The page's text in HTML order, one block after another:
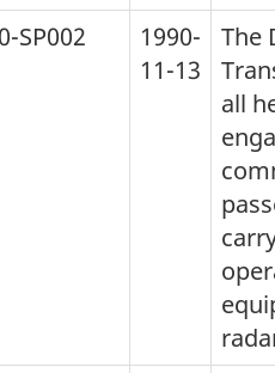
SP002
1990-
11-13
The
all